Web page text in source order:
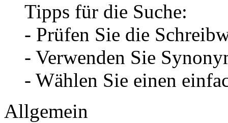
Tipps für die Suche:
- Prüfen Sie die
- Verwenden Sie
- Wählen Sie einen
Allgemein